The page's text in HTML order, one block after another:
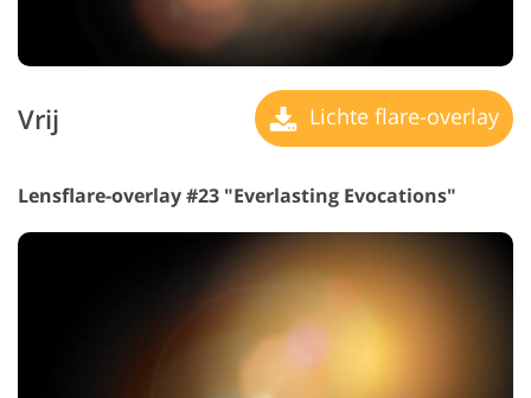
Vrij Lichte flare-overlay
Lensflare-overlay #23 "Everlasting Evocations"